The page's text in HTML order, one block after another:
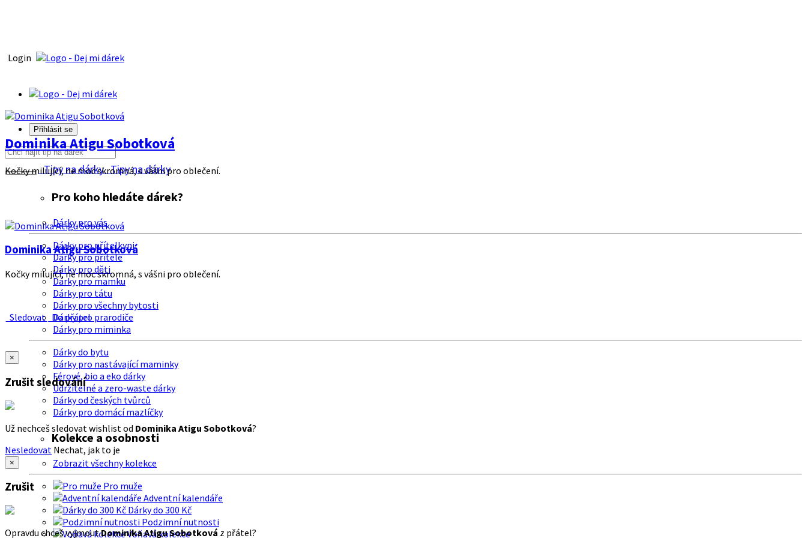
Login
Přihlásit se
Tipy na dárkyTipy na dárky
Pro koho hledáte dárek?
Dárky pro vás
Dárky pro přítelkyni
Dárky pro přítele
Dárky pro děti
Dárky pro mamku
Dárky pro tátu
Dárky pro všechny bytosti
Dárky pro prarodiče
Dárky pro miminka
Dárky do bytu
Dárky pro nastávající maminky
Férové, bio a eko dárky
Udržitelné a zero-waste dárky
Dárky od českých tvůrců
Dárky pro domácí mazlíčky
Kolekce a osobnosti
Zobrazit všechny kolekce
Pro muže
Adventní kalendáře
Dárky do 300 Kč
Podzimní nutnosti
Voňavá kolekce
Dominika Atigu Sobotková
Kočky milující, ne moc skromná, s vášni pro oblečení.
Dominika Atigu Sobotková
Kočky milující, ne moc skromná, s vášni pro oblečení.
Sledovat Do přátel
×
Zrušit sledování
Už nechceš sledovat wishlist od Dominika Atigu Sobotková?
Nesledovat Nechat, jak to je
×
Zrušit
Opravdu chceš vyjmoutDominika Atigu Sobotková z přátel?